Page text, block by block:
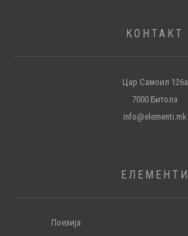
КОНТАКТ
Цар Самоил 126а
7000 Битола
info@elementi.mk
ЕЛЕМЕНТИ
Поезија